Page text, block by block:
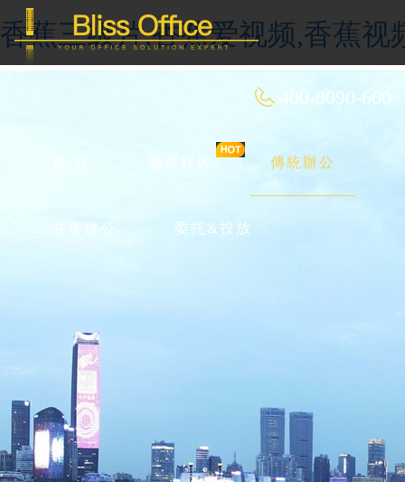
香蕉三级片,香蕉爱视频,香蕉视
400-8090-660
優選好房 傳統辦公
共享辦公 委托&投放